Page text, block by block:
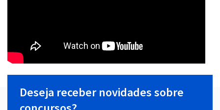
Deseja receber novidades sobre